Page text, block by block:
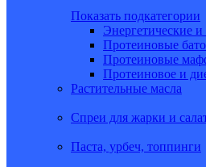
Показать подкатегории
Энергетические
Протеиновые
Протеиновые
Протеиновое и
Растительные масла
Спреи для жарки и
Паста, урбеч, топпинги